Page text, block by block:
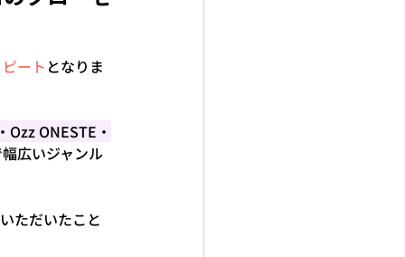
ート となりま
ONESTE・
広いジャンル
ただいたこと